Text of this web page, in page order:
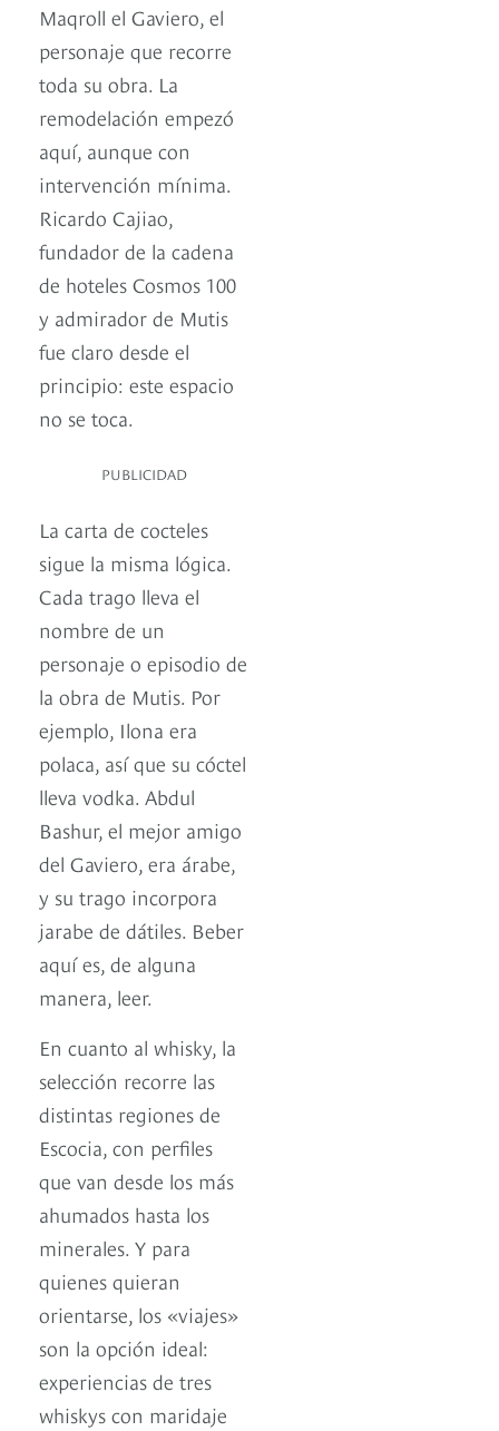
Maqroll el Gaviero, el
personaje que recorre
toda su obra. La
remodelación empezó
aquí, aunque con
intervención mínima.
Ricardo Cajiao,
fundador de la cadena
de hoteles Cosmos 100
y admirador de Mutis
fue claro desde el
principio: este espacio
no se toca.
PUBLICIDAD
La carta de cocteles
sigue la misma lógica.
Cada trago lleva el
nombre de un
personaje o episodio de
la obra de Mutis. Por
ejemplo, Ilona era
polaca, así que su cóctel
lleva vodka. Abdul
Bashur, el mejor amigo
del Gaviero, era árabe,
y su trago incorpora
jarabe de dátiles. Beber
aquí es, de alguna
manera, leer.
En cuanto al whisky, la
selección recorre las
distintas regiones de
Escocia, con perfiles
que van desde los más
ahumados hasta los
minerales. Y para
quienes quieran
orientarse, los «viajes»
son la opción ideal:
experiencias de tres
whiskys con maridaje